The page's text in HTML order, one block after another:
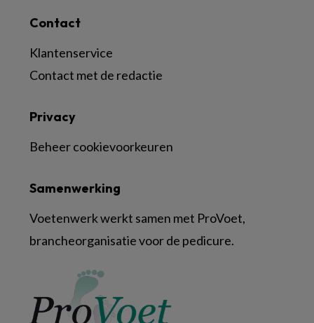
Contact
Klantenservice
Contact met de redactie
Samenwerking
Voetenwerk werkt samen met ProVoet,
brancheorganisatie voor de pedicure.
Privacy
Beheer cookievoorkeuren